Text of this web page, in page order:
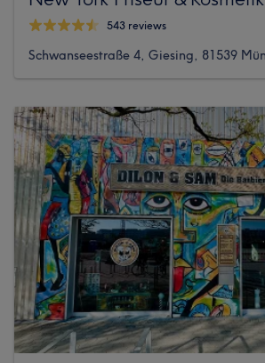
543 reviews
Schwanseestraße 4, Giesing, 81539